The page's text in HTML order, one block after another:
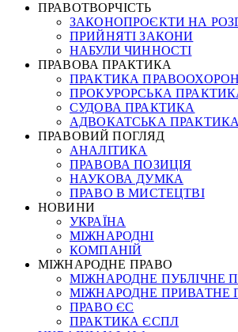
ПРАВОТВОРЧІСТЬ
ЗАКОНОПРОЄКТИ НА
ПРИЙНЯТІ ЗАКОНИ
НАБУЛИ ЧИННОСТІ
ПРАВОВА ПРАКТИКА
ПРАКТИКА
ПРОКУРОРСЬКА
СУДОВА ПРАКТИКА
АДВОКАТСЬКА ПРАКТИКА
ПРАВОВИЙ ПОГЛЯД
АНАЛІТИКА
ПРАВОВА ПОЗИЦІЯ
НАУКОВА ДУМКА
ПРАВО В МИСТЕЦТВІ
НОВИНИ
УКРАЇНА
МІЖНАРОДНІ
КОМПАНІЙ
МІЖНАРОДНЕ ПРАВО
МІЖНАРОДНЕ ПУБЛІЧНЕ
МІЖНАРОДНЕ ПРИВАТНЕ
ПРАВО ЄС
ПРАКТИКА ЄСПЛ